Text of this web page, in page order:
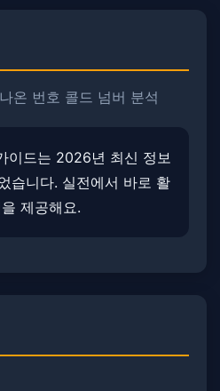
온 번호 콜드 넘버 분석
이드는 2026년 최신 정보
습니다. ​​실전에서 바로 활
제공해요.